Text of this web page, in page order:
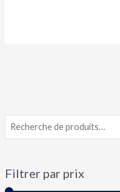
Filtrer par prix